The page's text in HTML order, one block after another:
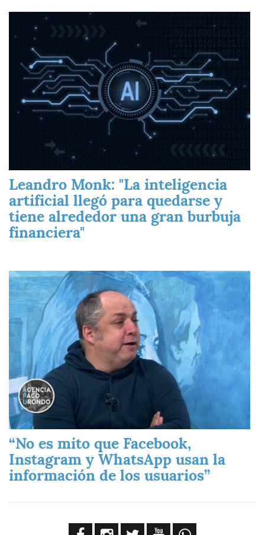
Leandro Monk: "La inteligencia
artificial llegó para quedarse y
tiene alrededor una gran burbuja
financiera"
Imagen
“No es mito que Facebook,
Instagram y WhatsApp usan la
información de los usuarios”